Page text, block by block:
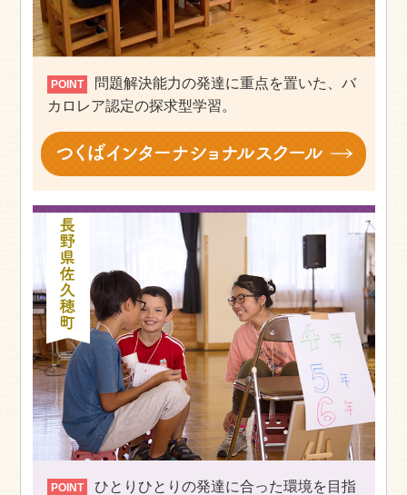
POINT
問題解決能力の発達に重点を置いた、バ
カロレア認定の探求型学習。
POINT
ひとりひとりの発達に合った環境を目指